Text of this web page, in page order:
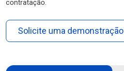
contratação.
Solicite uma demonstração